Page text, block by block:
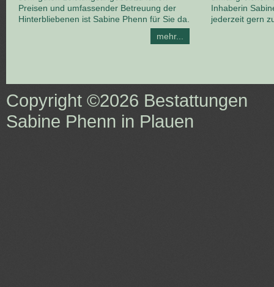
Preisen und umfassender Betreuung der
Hinterbliebenen ist Sabine Phenn für Sie da.
mehr...
Inhaberin
jederzeit gern
Copyright ©2026 Bestattungen
Sabine Phenn in Plauen